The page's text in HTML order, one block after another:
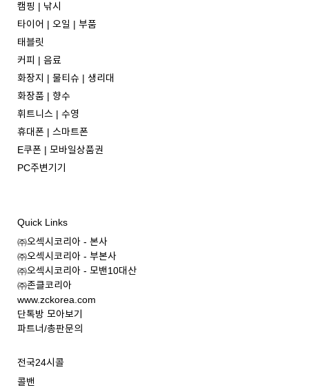
캠핑 | 낚시
타이어 | 오일 | 부품
태블릿
커피 | 음료
화장지 | 물티슈 | 생리대
화장품 | 향수
휘트니스 | 수영
휴대폰 | 스마트폰
E쿠폰 | 모바일상품권
PC주변기기
Quick Links
㈜오섹시코리아 - 본사
㈜오섹시코리아 - 부본사
㈜오섹시코리아 - 모밴10대산
㈜존클코리아
www.zckorea.com
단톡방 모아보기
파트너/총판문의
전국24시콜
콜밴